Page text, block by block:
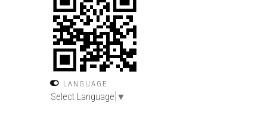
LANGUAGE
Select Language ▼